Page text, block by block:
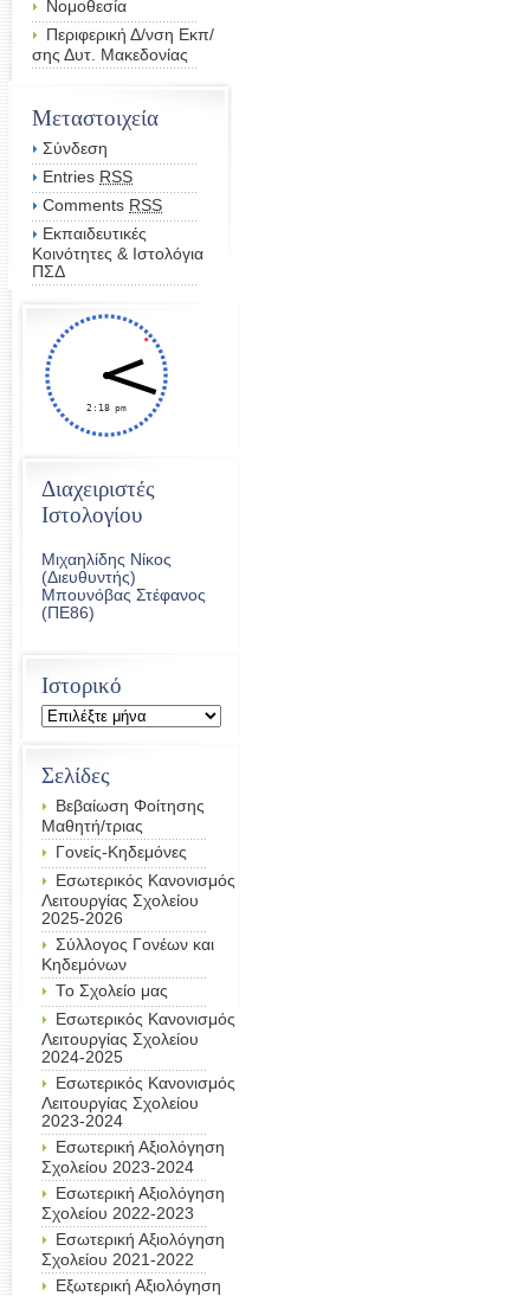
Διαχειριστές
Ιστολογίου
Μιχαηλίδης Νίκος
(Διευθυντής)
Μπουνόβας Στέφανος
(ΠΕ86)
Ιστορικό
Ιστορικό
Σελίδες
Βεβαίωση Φοίτησης
Μαθητή/τριας
Γονείς-Κηδεμόνες
Εσωτερικός Κανονισμός
Λειτουργίας Σχολείου
2025-2026
Σύλλογος Γονέων και
Κηδεμόνων
Το Σχολείο μας
Εσωτερικός Κανονισμός
Λειτουργίας Σχολείου
2024-2025
Εσωτερικός Κανονισμός
Λειτουργίας Σχολείου
2023-2024
Εσωτερική Αξιολόγηση
Σχολείου 2023-2024
Εσωτερική Αξιολόγηση
Σχολείου 2022-2023
Εσωτερική Αξιολόγηση
Σχολείου 2021-2022
Εξωτερική Αξιολόγηση
Νομοθεσία
Περιφερική Δ/νση Εκπ/
σης Δυτ. Μακεδονίας
Μεταστοιχεία
Σύνδεση
Entries RSS
Comments RSS
Εκπαιδευτικές
Κοινότητες & Ιστολόγια
ΠΣΔ